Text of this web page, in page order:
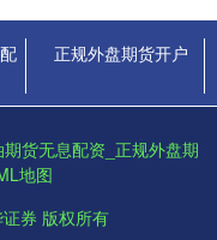
正规外盘期货开户
货无息配资_正规外盘期
地图
券 版权所有